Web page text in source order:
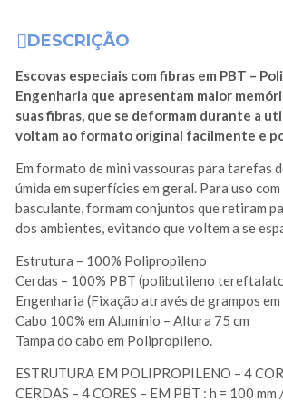
DESCRIÇÃO
Escovas especiais com fibras em PBT –
Engenharia que apresentam maior
suas fibras, que se deformam durante a
voltam ao formato original facilmente e
Em formato de mini vassouras para tarefas
úmida em superfícies em geral. Para uso com
basculante, formam conjuntos que retiram
dos ambientes, evitando que voltem a se
Estrutura – 100% Polipropileno
Cerdas – 100% PBT (polibutileno
Engenharia (Fixação através de grampos
Cabo 100% em Alumínio – Altura 75 cm
Tampa do cabo em Polipropileno.
ESTRUTURA EM POLIPROPILENO – 4
CERDAS – 4 CORES – EM PBT : h = 100 mm